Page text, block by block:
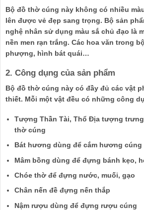
Bộ đồ thờ cúng này không có nhiều
lên được vẻ đẹp sang trọng. Bộ sản
nghệ nhân sử dụng màu sắ chủ đạo là
nền men rạn trắng. Các hoa văn trong
phượng, hình bát quái…
2. Công dụng của sản phẩm
Bộ đồ thờ cúng này có đầy đủ các vật
thiết. Mỗi một vật đều có những công
Tượng Thần Tài, Thổ Địa tượng
thờ cúng
Bát hương dùng để cắm hương cúng
Mâm bồng dùng để đựng bánh kẹo,
Chóe thờ để đựng nước, muối, gạo
Chân nến đề đựng nến thắp
Nậm rượu dùng để đựng rượu cúng